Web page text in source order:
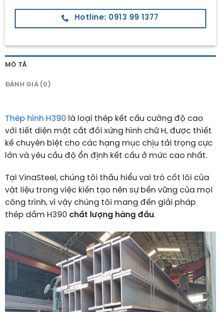
Hotline: 0913 99 1377
MÔ TẢ
ĐÁNH GIÁ (0)
Thép hình H390 là loại thép kết cấu cường độ cao
với tiết diện mặt cắt đối xứng hình chữ H, được thiết
kế chuyên biệt cho các hạng mục chịu tải trọng cực
lớn và yêu cầu độ ổn định kết cấu ở mức cao nhất.
Tại VinaSteel, chúng tôi thấu hiểu vai trò cốt lõi của
vật liệu trong việc kiến tạo nên sự bền vững của mọi
công trình, vì vậy chúng tôi mang đến giải pháp
thép dầm H390 chất lượng hàng đầu.